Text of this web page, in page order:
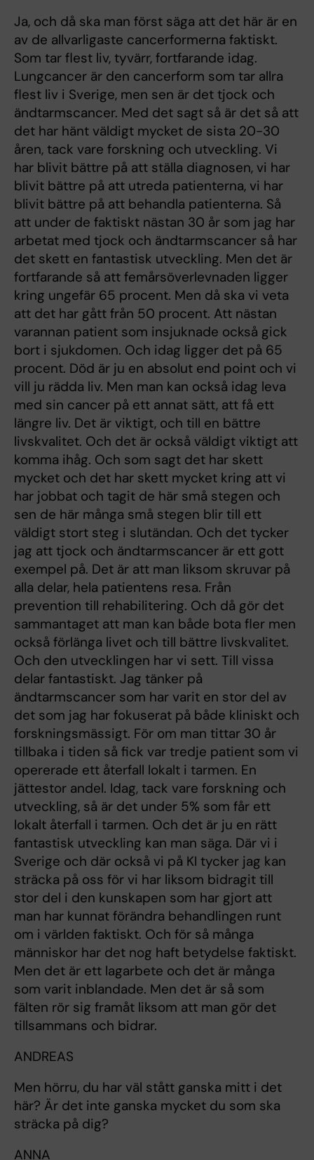
Ja, och då ska man först säga att det här är en
av de allvarligaste cancerformerna faktiskt.
Som tar flest liv, tyvärr, fortfarande idag.
Lungcancer är den cancerform som tar allra
flest liv i Sverige, men sen är det tjock och
ändtarmscancer. Med det sagt så är det så att
det har hänt väldigt mycket de sista 20-30
åren, tack vare forskning och utveckling. Vi
har blivit bättre på att ställa diagnosen, vi har
blivit bättre på att utreda patienterna, vi har
blivit bättre på att behandla patienterna. Så
att under de faktiskt nästan 30 år som jag har
arbetat med tjock och ändtarmscancer så har
det skett en fantastisk utveckling. Men det är
fortfarande så att femårsöverlevnaden ligger
kring ungefär 65 procent. Men då ska vi veta
att det har gått från 50 procent. Att nästan
varannan patient som insjuknade också gick
bort i sjukdomen. Och idag ligger det på 65
procent. Död är ju en absolut end point och vi
vill ju rädda liv. Men man kan också idag leva
med sin cancer på ett annat sätt, att få ett
längre liv. Det är viktigt, och till en bättre
livskvalitet. Och det är också väldigt viktigt att
komma ihåg. Och som sagt det har skett
mycket och det har skett mycket kring att vi
har jobbat och tagit de här små stegen och
sen de här många små stegen blir till ett
väldigt stort steg i slutändan. Och det tycker
jag att tjock och ändtarmscancer är ett gott
exempel på. Det är att man liksom skruvar på
alla delar, hela patientens resa. Från
prevention till rehabilitering. Och då gör det
sammantaget att man kan både bota fler men
också förlänga livet och till bättre livskvalitet.
Och den utvecklingen har vi sett. Till vissa
delar fantastiskt. Jag tänker på
ändtarmscancer som har varit en stor del av
det som jag har fokuserat på både kliniskt och
forskningsmässigt. För om man tittar 30 år
tillbaka i tiden så fick var tredje patient som vi
opererade ett återfall lokalt i tarmen. En
jättestor andel. Idag, tack vare forskning och
utveckling, så är det under 5% som får ett
lokalt återfall i tarmen. Och det är ju en rätt
fantastisk utveckling kan man säga. Där vi i
Sverige och där också vi på KI tycker jag kan
sträcka på oss för vi har liksom bidragit till
stor del i den kunskapen som har gjort att
man har kunnat förändra behandlingen runt
om i världen faktiskt. Och för så många
människor har det nog haft betydelse faktiskt.
Men det är ett lagarbete och det är många
som varit inblandade. Men det är så som
fälten rör sig framåt liksom att man gör det
tillsammans och bidrar.
ANDREAS
Men hörru, du har väl stått ganska mitt i det
här? Är det inte ganska mycket du som ska
sträcka på dig?
ANNA